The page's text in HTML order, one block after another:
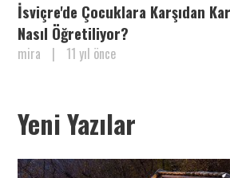
İsviçre'de Çocuklara Karşıdan
Nasıl Öğretiliyor?
mira | 11 yıl önce
Yeni Yazılar